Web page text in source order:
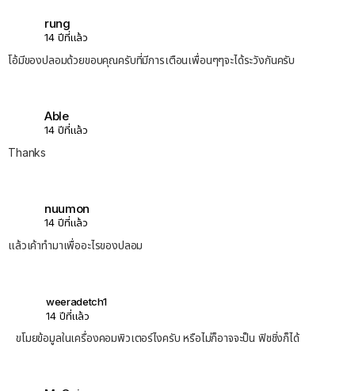
rung
14 ปีที่แล้ว
โอ้มีของปลอมด้วยขอบคุณครับที่มีการเตือนเพื่อนๆๆจะได้ระวังกันครับ
Able
14 ปีที่แล้ว
Thanks
nuumon
14 ปีที่แล้ว
แล้วเค้าทำมาเพื่ออะไรของปลอม
weeradetch1
14 ปีที่แล้ว
ขโมยข้อมูลในเครื่องคอมพิวเตอร์ไงครับ หรือไม่ก็อาจจะป็น ฟิชชิ่งก็ได้